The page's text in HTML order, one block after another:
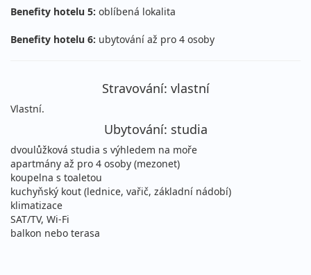
33 790 Kč
33 790 Kč
29.08. - 05.09.2026
sobota - sobota
cena za 8 dní (7 nocí) vyprodáno
29.08. - 05.09.2026
sobota - sobota
Benefity hotelu 5: oblíbená lokalita
Benefity hotelu 6: ubytování až pro 4 osoby
Stravování: vlastní
Vlastní.
Ubytování: studia
dvoulůžková studia s výhledem na moře
apartmány až pro 4 osoby (mezonet)
koupelna s toaletou
kuchyňský kout (lednice, vařič, základní nádobí)
klimatizace
SAT/TV, Wi-Fi
balkon nebo terasa